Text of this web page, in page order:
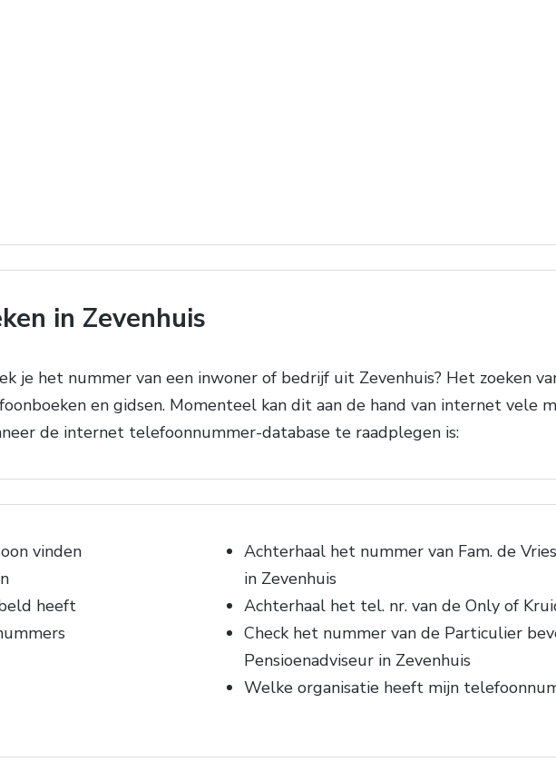
in Zevenhuis
je het nummer van een inwoner of bedrijf uit Zevenhuis? Het zoeken
en gidsen. Momenteel kan dit aan de hand van internet vele
de internet telefoonnummer-database te raadplegen is:
vinden
heeft
Achterhaal het nummer van Fam. de
in Zevenhuis
Achterhaal het tel. nr. van de Only of
Check het nummer van de Particulier
Pensioenadviseur in Zevenhuis
Welke organisatie heeft mijn